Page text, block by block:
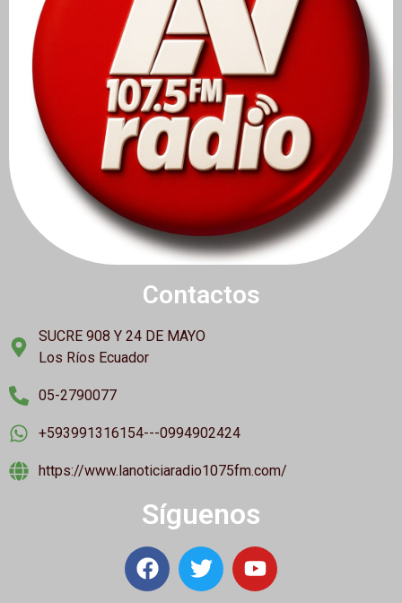
Contactos
SUCRE 908 Y 24 DE MAYO
Los Ríos Ecuador
05-2790077
+593991316154---0994902424
https://www.lanoticiaradio1075fm.com/
Síguenos